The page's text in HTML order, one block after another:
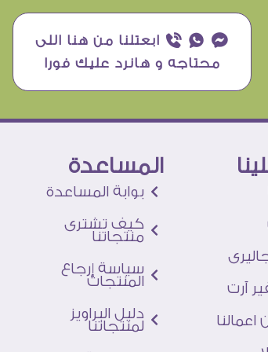
¥ ₧ ƒ ابعتلنا من هنا اللى
محتاجه و هانرد عليك فورا
آرت
المساعدة
بوابة المساعدة
كيف تشترى
منتجاتنا
سياسة إرجاع
المنتجات
دليل البراويز
لمنتجاتنا